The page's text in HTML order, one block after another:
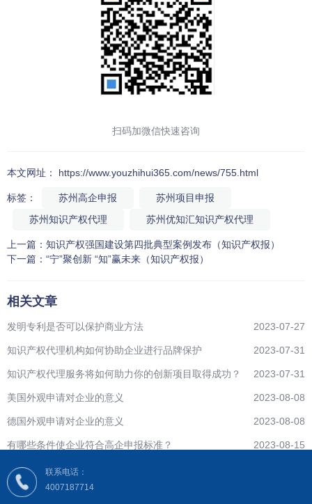
扫码加微信快速咨询
本文网址： https://www.youzhihui365.com/news/755.html
标签： 苏州高企申报
苏州项目申报
苏州知识产权代理
苏州优知汇知识产权代理
上一篇： 知识产权强国建设第四批典型案例发布（知识产权报）
下一篇： “宁”聚创新 “知”赢未来（知识产权报）
相关文章
2023-07-27
发明专利是否可以保护商业方法
2023-07-31
知识产权代理机构如何协助企业进行品牌保护
2023-07-31
知识产权代理服务将如何助力你的创新项目取得成功？
2023-08-08
美国外观申请对企业的意义
2023-08-08
德国外观申请对企业的意义
2023-08-15
有哪些条件使企业符合高企申报标准？
联系电话：
4007187714